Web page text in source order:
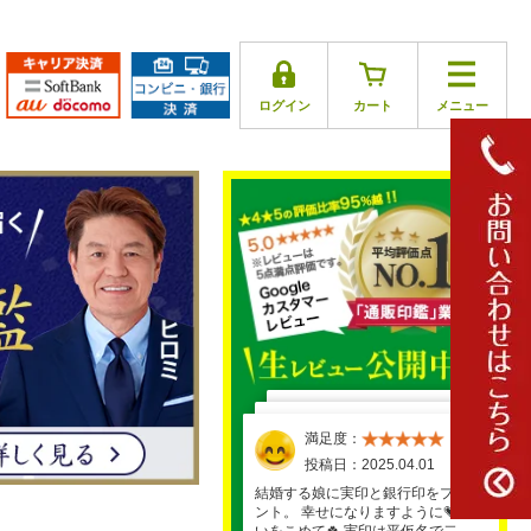
ログイン カート メニュー
満足度：
投稿日：2025.04.01
結婚する娘に実印と銀行印をプレゼ
ント。 幸せになりますように💗と願
満足度：
投稿日：2025.03.30
満足度：
投稿日：2025.03.26
満足度：
投稿日：2025.03.29
満足度：
投稿日：2025.03.17